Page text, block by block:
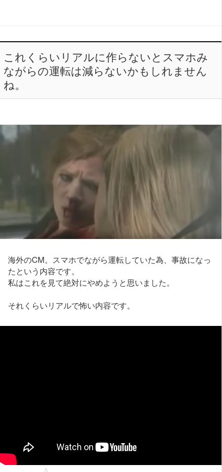
これくらいリアルに作らないとスマホみ
ながらの運転は減らないかもしれません
ね。
海外のCM。スマホでながら運転していた為、事故になっ
たという内容です。
私はこれを見て絶対にやめようと思いました。
それくらいリアルで怖い内容です。